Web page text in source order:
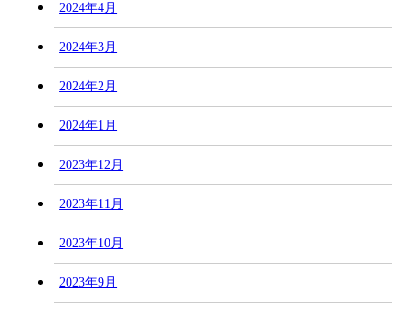
2024年4月
2024年3月
2024年2月
2024年1月
2023年12月
2023年11月
2023年10月
2023年9月